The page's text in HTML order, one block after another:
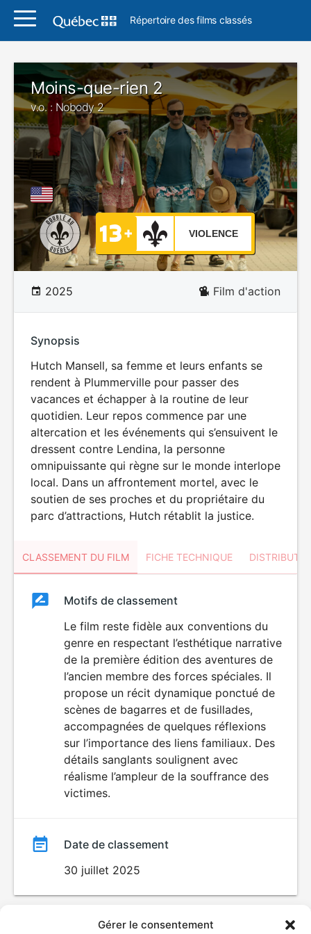
Gérer le consentement
Répertoire des films classés
Moins-que-rien 2
v.o. : Nobody 2
VIOLENCE
2025 Film d'action
Synopsis
Hutch Mansell, sa femme et leurs enfants se
rendent à Plummerville pour passer des
vacances et échapper à la routine de leur
quotidien. Leur repos commence par une
altercation et les événements qui s’ensuivent le
dressent contre Lendina, la personne
omnipuissante qui règne sur le monde interlope
local. Dans un affrontement mortel, avec le
soutien de ses proches et du propriétaire du
parc d’attractions, Hutch rétablit la justice.
CLASSEMENT DU FILM FICHE TECHNIQUE
ClassementClassement
VIOLENCE
Motifs de classement
Le film reste fidèle aux conventions du
genre en respectant l’esthétique narrative
de la première édition des aventures de
l’ancien membre des forces spéciales. Il
propose un récit dynamique ponctué de
scènes de bagarres et de fusillades,
accompagnées de quelques réflexions
sur l’importance des liens familiaux. Des
détails sanglants soulignent avec
réalisme l’ampleur de la souffrance des
victimes.
Date de classement
30 juillet 2025